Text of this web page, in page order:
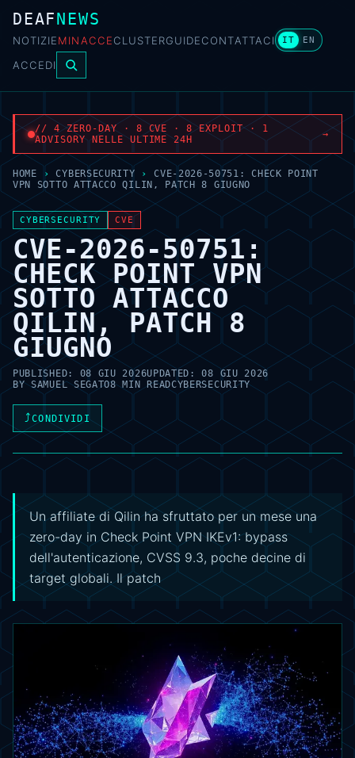
DEAFNEWS
NOTIZIEMINACCECLUSTERGUIDECONTATTACI IT EN
ACCEDI
// 4 ZERO-DAY · 8 CVE · 8 EXPLOIT · 1
ADVISORY NELLE ULTIME 24H
→
HOME › CYBERSECURITY ›
CVE-2026-50751: CHECK POINT
VPN SOTTO ATTACCO QILIN, PATCH 8 GIUGNO
CYBERSECURITY CVE
CVE-2026-50751:
CHECK POINT VPN
SOTTO ATTACCO
QILIN, PATCH 8
GIUGNO
PUBLISHED: 08 GIU 2026UPDATED:08 GIU 2026
BYSAMUEL SEGATO8 MIN READCYBERSECURITY
⤴CONDIVIDI
Un affiliate di Qilin ha sfruttato per un mese una
zero-day in Check Point VPN IKEv1: bypass
dell'autenticazione, CVSS 9.3, poche decine di
target globali. Il patch